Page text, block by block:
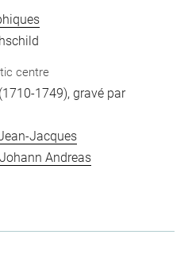
centre
(1710-1749), gravé par
Jacques
Johann Andreas